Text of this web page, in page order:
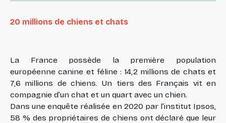
20 millions de chiens et chats
La France possède la première population
européenne canine et féline : 14,2 millions de chats et
7,6 millions de chiens. Un tiers des Français vit en
compagnie d’un chat et un quart avec un chien.
Dans une enquête réalisée en 2020 par l’institut Ipsos,
58 % des propriétaires de chiens ont déclaré que leur